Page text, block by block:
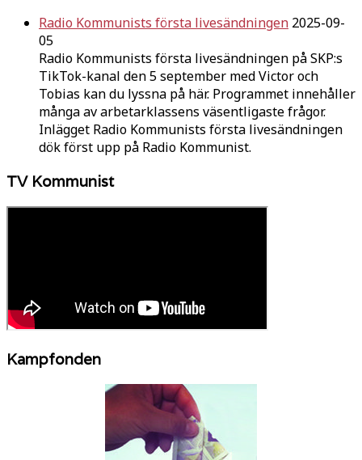
Radio Kommunists första livesändningen 2025-09-
05
Radio Kommunists första livesändningen på SKP:s
TikTok-kanal den 5 september med Victor och
Tobias kan du lyssna på här. Programmet innehåller
många av arbetarklassens väsentligaste frågor.
Inlägget Radio Kommunists första livesändningen
dök först upp på Radio Kommunist.
TV Kommunist
Kampfonden